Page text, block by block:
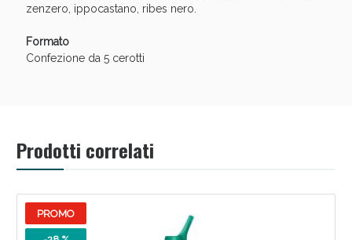
zenzero, ippocastano, ribes nero.
Formato
Confezione da 5 cerotti
Prodotti correlati
PROMO
Scopri le offerte di Oggi